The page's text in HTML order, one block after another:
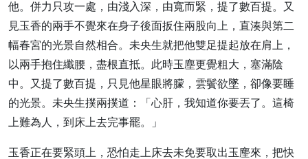
他。併力只攻一處，由淺入深，由寬而緊，提了數百提。又
見玉香的兩手不覺來在身子後面扳住兩股向上，直湊與第二
幅春宮的光景自然相合。未央生就把他雙足提起放在肩上，
以兩手抱住纖腰，盡根直抵。此時玉塵更覺粗大，塞滿陰
中。又提了數百提，只見他星眼將朦，雲鬢欲墜，卻像要睡
的光景。未央生撲兩撲道：「心肝，我知道你要丟了。這椅
上難為人，到床上去完事罷。」
玉香正在要緊頭上，恐怕走上床去未免要取出玉麈來，把快